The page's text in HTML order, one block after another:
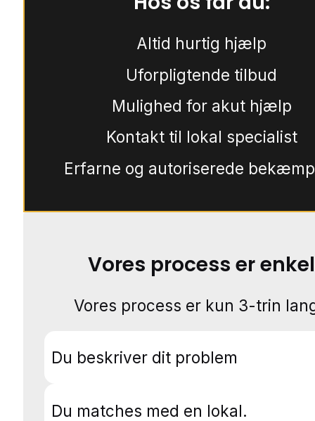
Altid hurtig hjælp
Uforpligtende tilbud
Mulighed for akut hjælp
Kontakt til lokal specialist
Erfarne og autoriserede
Vores process er enkel
Vores process er kun 3-trin
Du beskriver dit problem
Du matches med en lokal.